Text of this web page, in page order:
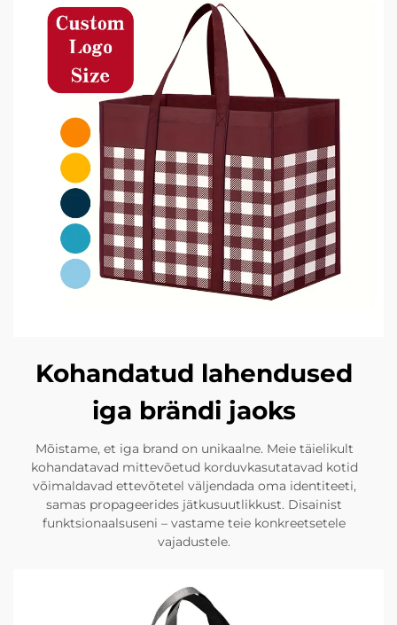
Kohandatud lahendused
iga brändi jaoks
Mõistame, et iga brand on unikaalne. Meie täielikult
kohandatavad mittevõetud korduvkasutatavad kotid
võimaldavad ettevõtetel väljendada oma identiteeti,
samas propageerides jätkusuutlikkust. Disainist
funktsionaalsuseni – vastame teie konkreetsetele
vajadustele.